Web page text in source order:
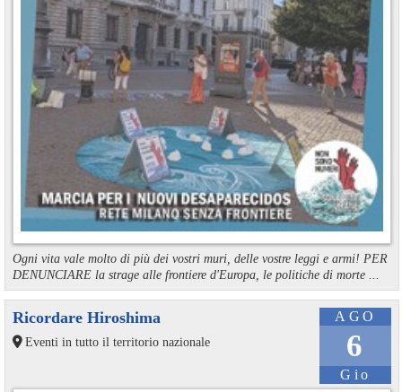
Ogni vita vale molto di più dei vostri muri, delle vostre leggi e armi! PER
DENUNCIARE la strage alle frontiere d'Europa, le politiche di morte ...
AGO
6
Gio
Ricordare Hiroshima
Eventi in tutto il territorio nazionale